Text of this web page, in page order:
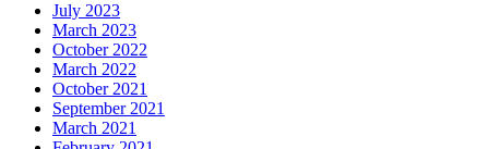
July 2023
March 2023
October 2022
March 2022
October 2021
September 2021
March 2021